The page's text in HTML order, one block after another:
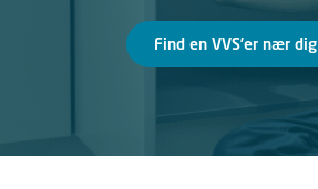
Find en VVS’er nær dig